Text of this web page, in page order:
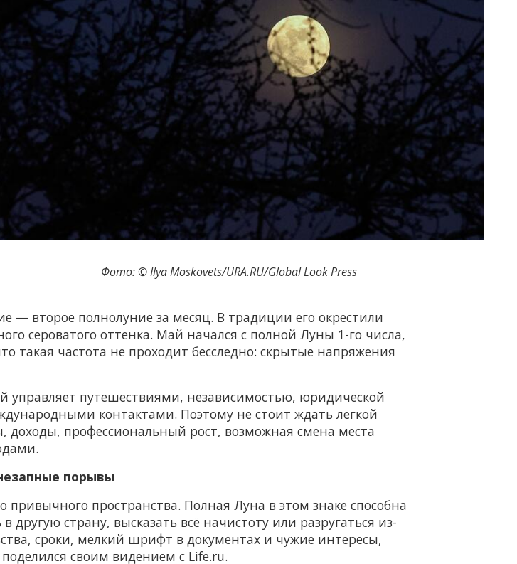
Фото: © Ilya Moskovets/URA.RU/Global Look Press
— второе полнолуние за месяц. В традиции его окрестили
сероватого оттенка. Май начался с полной Луны 1-го числа,
такая частота не проходит бесследно: скрытые напряжения
управляет путешествиями, независимостью, юридической
контактами. Поэтому не стоит ждать лёгкой
профессиональный рост, возможная смена места
порывы
пространства. Полная Луна в этом знаке способна
другую страну, высказать всё начистоту или разругаться из-
сроки, мелкий шрифт в документах и чужие интересы,
своим видением с Life.ru.